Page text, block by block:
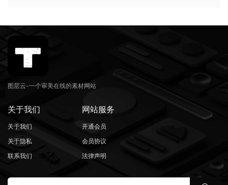
图层云-一个审美在线的素材网站
关于我们
关于我们
关于隐私
联系我们
网站服务
开通会员
会员协议
法律声明